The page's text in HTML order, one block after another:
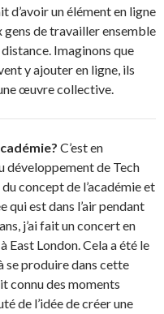
d’avoir un élément en ligne
gens de travailler ensemble
Imaginons que
y ajouter en ligne, ils
œuvre collective.
C’est en
développement de Tech
concept de l’académie et
qui est dans l’air pendant
j’ai fait un concert en
East London. Cela a été le
se produire dans cette
connu des moments
de l’idée de créer une